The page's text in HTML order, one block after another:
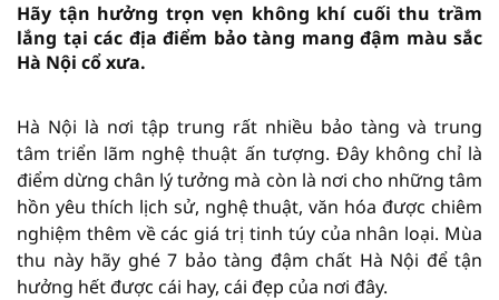
Hãy tận hưởng trọn vẹn không khí cuối thu trầm
lắng tại các địa điểm bảo tàng mang đậm màu sắc
Hà Nội cổ xưa.
Hà Nội là nơi tập trung rất nhiều bảo tàng và trung
tâm triển lãm nghệ thuật ấn tượng. Đây không chỉ là
điểm dừng chân lý tưởng mà còn là nơi cho những tâm
hồn yêu thích lịch sử, nghệ thuật, văn hóa được chiêm
nghiệm thêm về các giá trị tinh túy của nhân loại. Mùa
thu này hãy ghé 7 bảo tàng đậm chất Hà Nội để tận
hưởng hết được cái hay, cái đẹp của nơi đây.